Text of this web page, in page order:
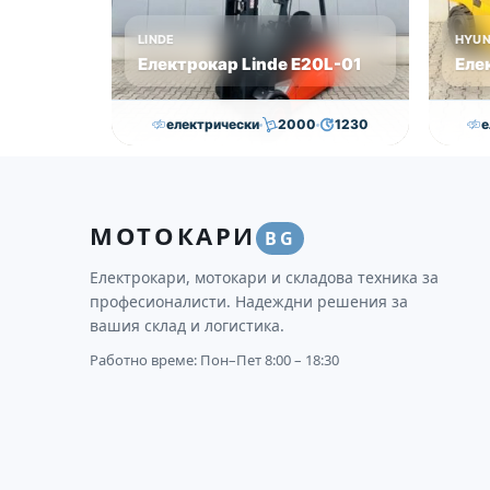
LINDE
Електрокар Linde Е20L-01
електрически 2000 1230
3145 2011 втора употреба
МОТОКАРИ BG
Електрокари, мотокари и складова техника за
професионалисти. Надеждни решения за
вашия склад и логистика.
Работно време: Пон–Пет 8:00 – 18:30